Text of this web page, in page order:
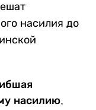
насилия до
насилию,